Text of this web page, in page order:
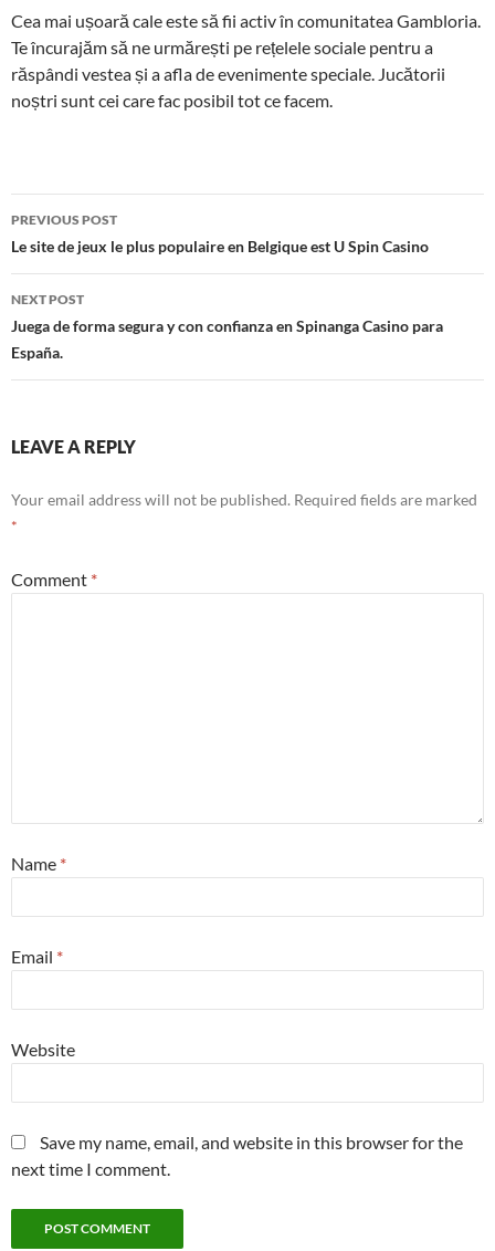
Cea mai ușoară cale este să fii activ în comunitatea Gambloria.
Te încurajăm să ne urmărești pe rețelele sociale pentru a
răspândi vestea și a afla de evenimente speciale. Jucătorii
noștri sunt cei care fac posibil tot ce facem.
Post
navigation
PREVIOUS POST
Le site de jeux le plus populaire en Belgique est U Spin Casino
NEXT POST
Juega de forma segura y con confianza en Spinanga Casino para
España.
LEAVE A REPLY
Your email address will not be published. Required fields are marked
*
Comment *
Name *
Email *
Website
Save my name, email, and website in this browser for the
next time I comment.